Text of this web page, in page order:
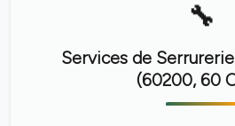
Services de
(60200, 60